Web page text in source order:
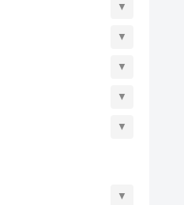
▼
▼
▼
▼
▼
▼